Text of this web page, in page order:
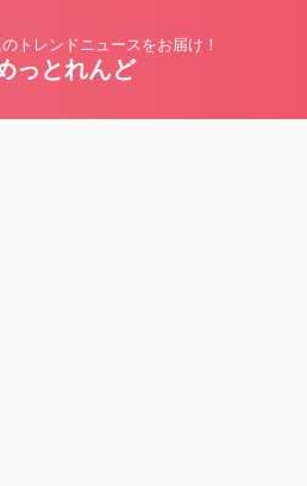
トレンドニュースをお届け！
っとれんど